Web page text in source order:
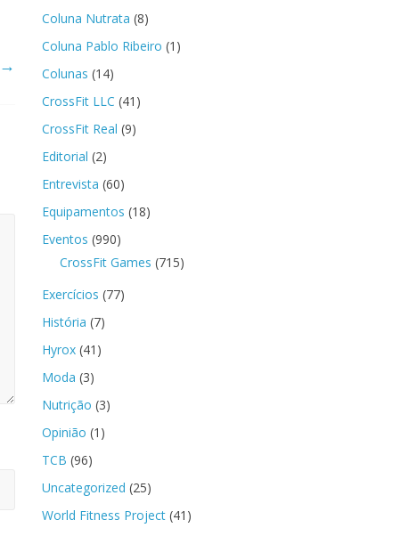
→
Coluna Nutrata (8)
Coluna Pablo Ribeiro (1)
Colunas (14)
CrossFit LLC (41)
CrossFit Real (9)
Editorial (2)
Entrevista (60)
Equipamentos (18)
Eventos (990)
CrossFit Games (715)
Exercícios (77)
História (7)
Hyrox (41)
Moda (3)
Nutrição (3)
Opinião (1)
TCB (96)
Uncategorized (25)
World Fitness Project (41)